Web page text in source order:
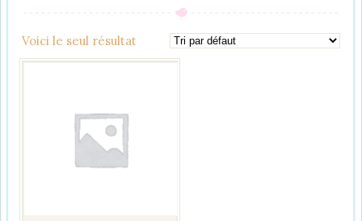
Voici le seul résultat